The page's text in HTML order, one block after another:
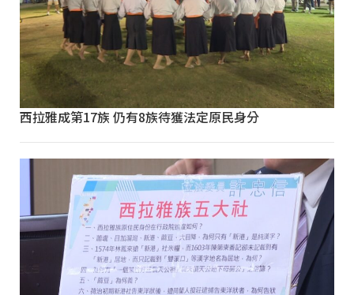
西拉雅成第17族 仍有8族待獲法定原民身分